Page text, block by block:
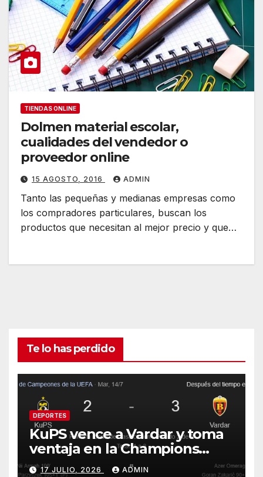
TIENDAS ONLINE
Dolmen material escolar,
cualidades del vendedor o
proveedor online
15 AGOSTO, 2016 ADMIN
Tanto las pequeñas y medianas empresas como
los compradores particulares, buscan los
productos que necesitan al mejor precio y que…
Te lo has perdido
DEPORTES
KuPS vence a Vardar y toma
ventaja en la Champions
League
17 JULIO, 2026 ADMIN